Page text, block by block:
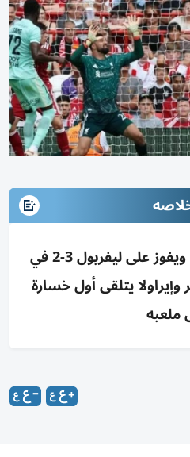
موناكو يقلب تأخره 0-2 ويفوز على ليفربول 3-2 في
يتلقى أول خسارة
ملعبه